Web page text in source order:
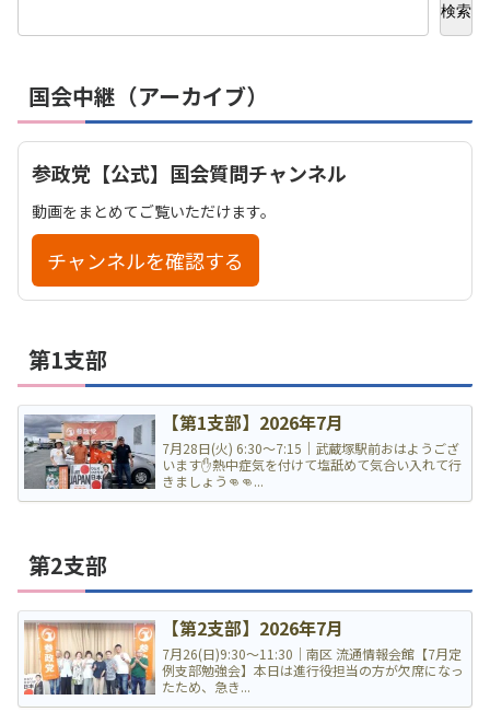
検索
国会中継（アーカイブ）
参政党【公式】国会質問チャンネル
動画をまとめてご覧いただけます。
チャンネルを確認する
第1支部
【第1支部】2026年7月
7月28日(火) 6:30〜7:15｜武蔵塚駅前おはようござ
います✋熱中症気を付けて塩舐めて気合い入れて行
きましょう👊👊...
第2支部
【第2支部】2026年7月
7月26(日)9:30〜11:30｜南区 流通情報会館【7月定
例支部勉強会】本日は進行役担当の方が欠席になっ
たため、急き...